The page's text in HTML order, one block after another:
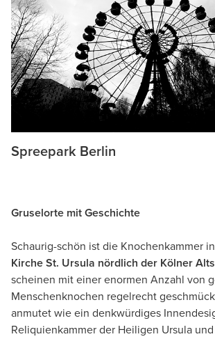
Spreepark Berlin
Gruselorte mit Geschichte
Schaurig-schön ist die Knochenkammer
Kirche St. Ursula nördlich der Kölner
scheinen mit einer enormen Anzahl von
Menschenknochen regelrecht
anmutet wie ein denkwürdiges
Reliquienkammer der Heiligen Ursula und